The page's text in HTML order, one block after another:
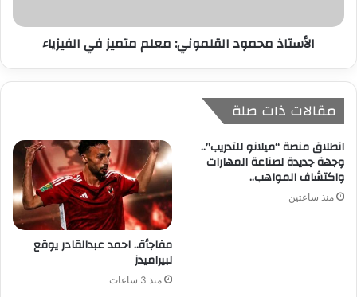
الأستاذ محمود القلموني: معلم متميز في الفيزياء
مقالات ذات صلة
انطلاق منصة “ميلانو للتدريب”..
وجهة جديدة لصناعة المهارات
واكتشاف المواهب..
منذ ساعتين
مفاجأة.. احمد عبدالقادر يوقع
لبيراميدز
منذ 3 ساعات